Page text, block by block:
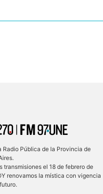
Radio Pública de la Provincia de
transmisiones el 18 de febrero de
renovamos la mística con vigencia